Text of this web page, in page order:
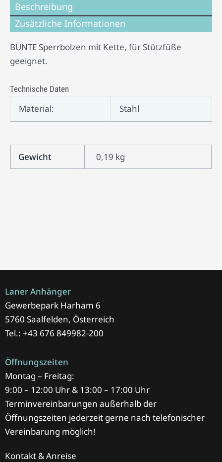
Beschreibung
Zusätzliche Informationen
BÜNTE Sperrbolzen mit Kette, für Stützfüße
geeignet.
Technische Daten
Material: Stahl
Gewicht 0,19 kg
Laner Anhänger
Gewerbepark Harham 6
5760 Saalfelden, Österreich
Tel.: +43 676 849982-200
Öffnungszeiten
Montag – Freitag:
9:00 – 12:00 Uhr & 13:00 – 17:00 Uhr
Terminvereinbarungen außerhalb der
Öffnungszeiten jederzeit gerne nach telefonischer
Vereinbarung möglich!
Kontakt & Anreise